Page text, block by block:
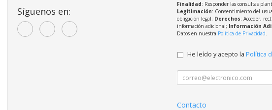
Síguenos en:
Finalidad: Responder las consultas
Legitimación: Consentimiento del
obligación legal; Derechos: Acceder,
información adicional; Información
Datos en nuestra Política de Privacidad.
He leído y acepto la Política
Contacto